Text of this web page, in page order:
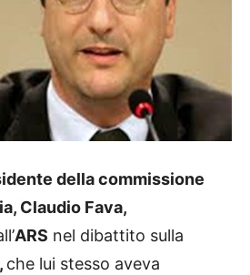
della commissione
Claudio Fava,
ARS nel dibattito sulla
che lui stesso aveva